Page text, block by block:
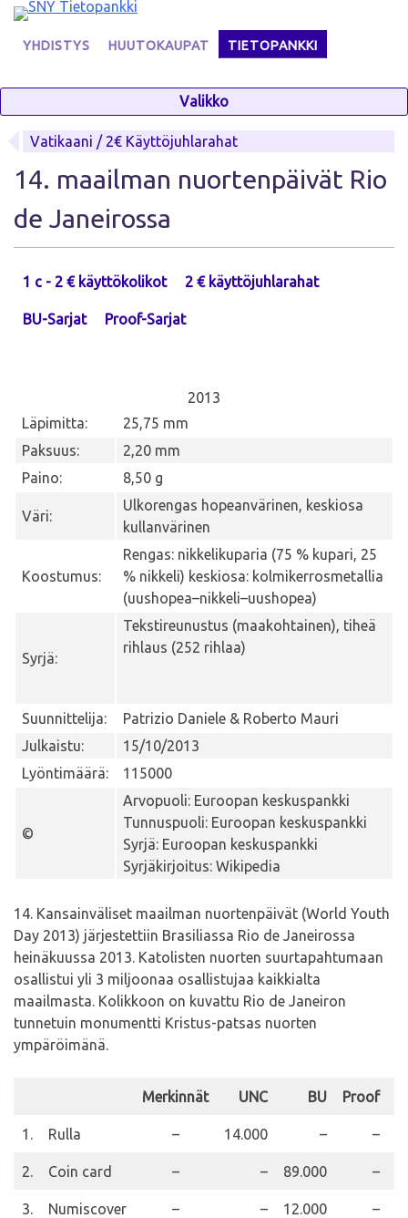
Skip
contentYHDISTYS HUUTOKAUPAT TIETOPANKKI
Valikko
Vatikaani / 2€ Käyttöjuhlarahat
14. maailman nuortenpäivät Rio
de Janeirossa
1 c - 2 € käyttökolikot 2 € käyttöjuhlarahat
BU-Sarjat Proof-Sarjat
2013
Läpimitta:
25,75 mm
Paksuus:
2,20 mm
Paino:
8,50 g
Väri:
Ulkorengas hopeanvärinen, keskiosa
kullanvärinen
Koostumus:
Rengas: nikkelikuparia (75 % kupari, 25
% nikkeli) keskiosa: kolmikerrosmetallia
(uushopea–nikkeli–uushopea)
Syrjä:
Tekstireunustus (maakohtainen), tiheä
rihlaus (252 rihlaa)
Suunnittelija:
Patrizio Daniele & Roberto Mauri
Julkaistu:
15/10/2013
Lyöntimäärä:
115000
©
Arvopuoli: Euroopan keskuspankki
Tunnuspuoli: Euroopan keskuspankki
Syrjä: Euroopan keskuspankki
Syrjäkirjoitus: Wikipedia
14. Kansainväliset maailman nuortenpäivät (World Youth
Day 2013) järjestettiin Brasiliassa Rio de Janeirossa
heinäkuussa 2013. Katolisten nuorten suurtapahtumaan
osallistui yli 3 miljoonaa osallistujaa kaikkialta
maailmasta. Kolikkoon on kuvattu Rio de Janeiron
tunnetuin monumentti Kristus-patsas nuorten
ympäröimänä.
Merkinnät UNC BU Proof
1. Rulla – 14.000 – –
2. Coin card – – 89.000 –
3. Numiscover – – 12.000 –